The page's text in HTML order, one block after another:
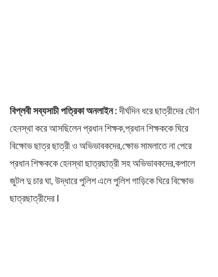
বিপ্লবী সব্যসাচী পত্রিকা অনলাইন :দীর্ঘদিন ধরে ছাত্রীদের যৌণ
হেনস্থা করে আসছিলেন প্রধান শিক্ষক,প্রধান শিক্ষককে ঘিরে
বিক্ষোভ ছাত্র ছাত্রী ও অভিভাবকদের,ক্ষোভ সামলাতে না পেরে
প্রধান শিক্ষককে হেনস্থা ছাত্রছাত্রী সহ অভিভাবকদের,কপালে
জুটল দু চার ঘা, উদ্ধারে পুলিশ এলে পুলিশ গাড়িকে ঘিরে বিক্ষোভ
ছাত্রছাত্রীদের I